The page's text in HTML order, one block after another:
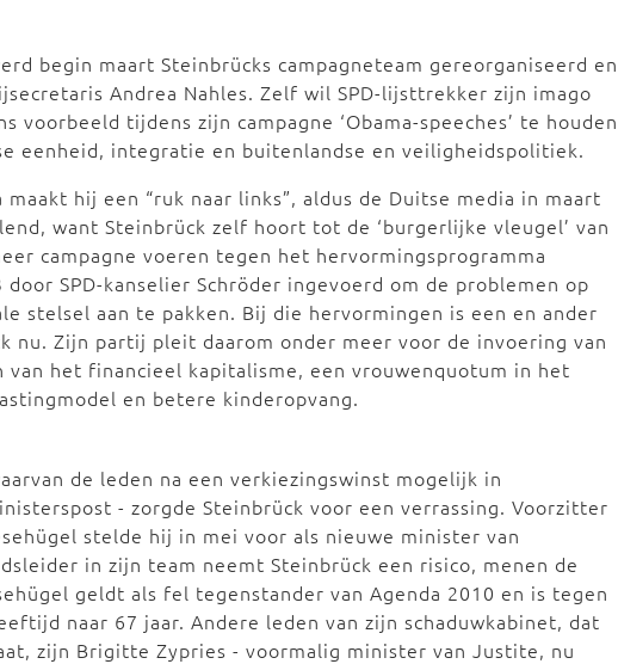
begin maart Steinbrücks campagneteam gereorganiseerd en
Andrea Nahles. Zelf wil SPD-lijsttrekker zijn imago
voorbeeld tijdens zijn campagne ‘Obama-speeches’ te houden
eenheid, integratie en buitenlandse en veiligheidspolitiek.
hij een “ruk naar links”, aldus de Duitse media in maart
want Steinbrück zelf hoort tot de ‘burgerlijke vleugel’ van
campagne voeren tegen het hervormingsprogramma
SPD-kanselier Schröder ingevoerd om de problemen op
stelsel aan te pakken. Bij die hervormingen is een en ander
nu. Zijn partij pleit daarom onder meer voor de invoering van
het financieel kapitalisme, een vrouwenquotum in het
en betere kinderopvang.
de leden na een verkiezingswinst mogelijk in
- zorgde Steinbrück voor een verrassing. Voorzitter
stelde hij in mei voor als nieuwe minister van
in zijn team neemt Steinbrück een risico, menen de
geldt als fel tegenstander van Agenda 2010 en is tegen
naar 67 jaar. Andere leden van zijn schaduwkabinet, dat
zijn Brigitte Zypries - voormalig minister van Justite, nu